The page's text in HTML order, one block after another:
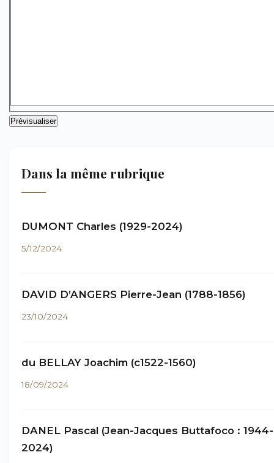
Dans la même rubrique
DUMONT Charles (1929-2024)
5/12/2024
DAVID D’ANGERS Pierre-Jean (1788-1856)
23/10/2024
du BELLAY Joachim (c1522-1560)
18/09/2024
DANEL Pascal (Jean-Jacques Buttafoco : 1944-
2024)